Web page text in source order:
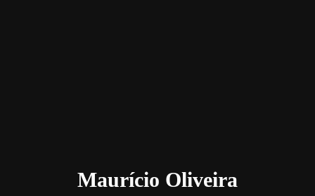
Maurício Oliveira